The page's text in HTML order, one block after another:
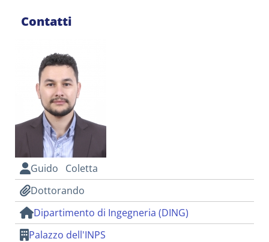
Contatti
Guido Coletta
Dottorando
Dipartimento di Ingegneria (DING)
Palazzo dell'INPS